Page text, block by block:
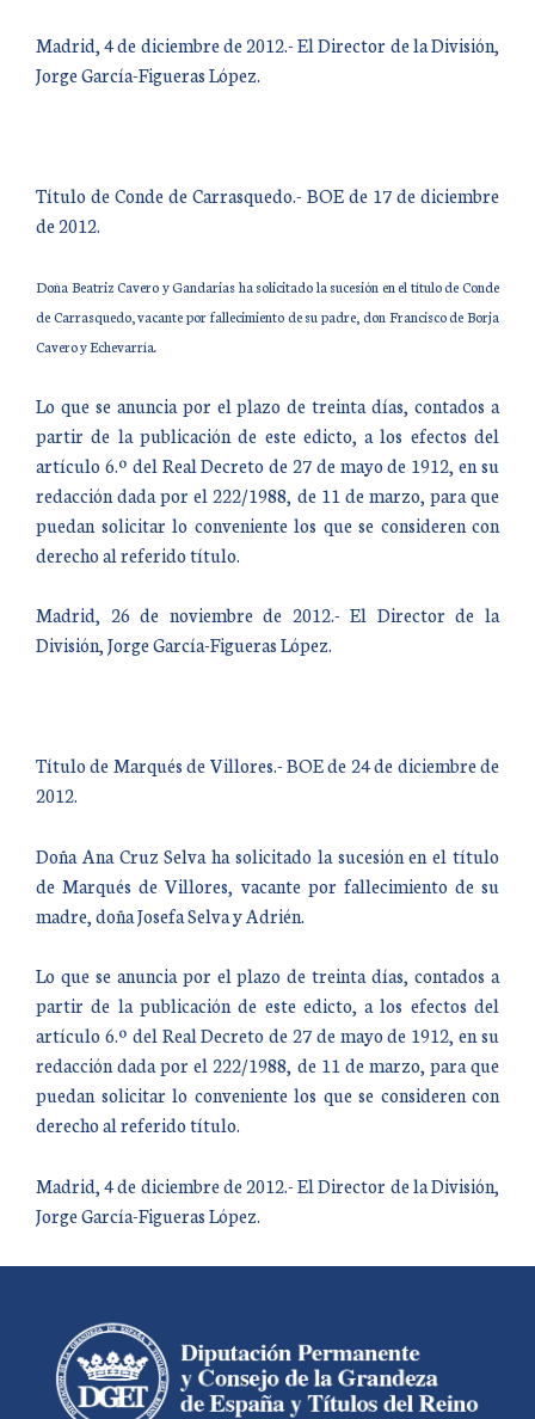
Madrid, 4 de diciembre de 2012.- El Director de la División,
Jorge García-Figueras López.
Título de Conde de Carrasquedo.- BOE de 17 de diciembre
de 2012.
Doña Beatriz Cavero y Gandarias ha solicitado la sucesión en el título de Conde
de Carrasquedo, vacante por fallecimiento de su padre, don Francisco de Borja
Cavero y Echevarría.
Lo que se anuncia por el plazo de treinta días, contados a
partir de la publicación de este edicto, a los efectos del
artículo 6.º del Real Decreto de 27 de mayo de 1912, en su
redacción dada por el 222/1988, de 11 de marzo, para que
puedan solicitar lo conveniente los que se consideren con
derecho al referido título.
Madrid, 26 de noviembre de 2012.- El Director de la
División, Jorge García-Figueras López.
Título de Marqués de Villores.- BOE de 24 de diciembre de
2012.
Doña Ana Cruz Selva ha solicitado la sucesión en el título
de Marqués de Villores, vacante por fallecimiento de su
madre, doña Josefa Selva y Adrién.
Lo que se anuncia por el plazo de treinta días, contados a
partir de la publicación de este edicto, a los efectos del
artículo 6.º del Real Decreto de 27 de mayo de 1912, en su
redacción dada por el 222/1988, de 11 de marzo, para que
puedan solicitar lo conveniente los que se consideren con
derecho al referido título.
Madrid, 4 de diciembre de 2012.- El Director de la División,
Jorge García-Figueras López.